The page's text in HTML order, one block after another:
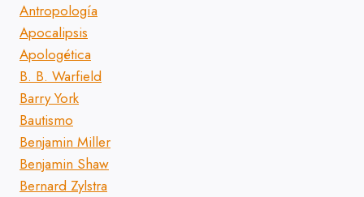
Antropología
Apocalipsis
Apologética
B. B. Warfield
Barry York
Bautismo
Benjamin Miller
Benjamin Shaw
Bernard Zylstra